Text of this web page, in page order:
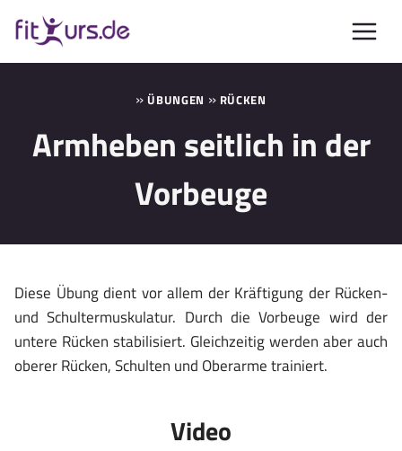
Inhalt
springen
» ÜBUNGEN » RÜCKEN
Armheben seitlich in der
Vorbeuge
Diese Übung dient vor allem der Kräftigung der Rücken-
und Schultermuskulatur. Durch die Vorbeuge wird der
untere Rücken stabilisiert. Gleichzeitig werden aber auch
oberer Rücken, Schulten und Oberarme trainiert.
Video